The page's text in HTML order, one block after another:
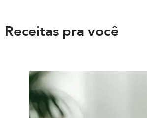
Receitas pra você